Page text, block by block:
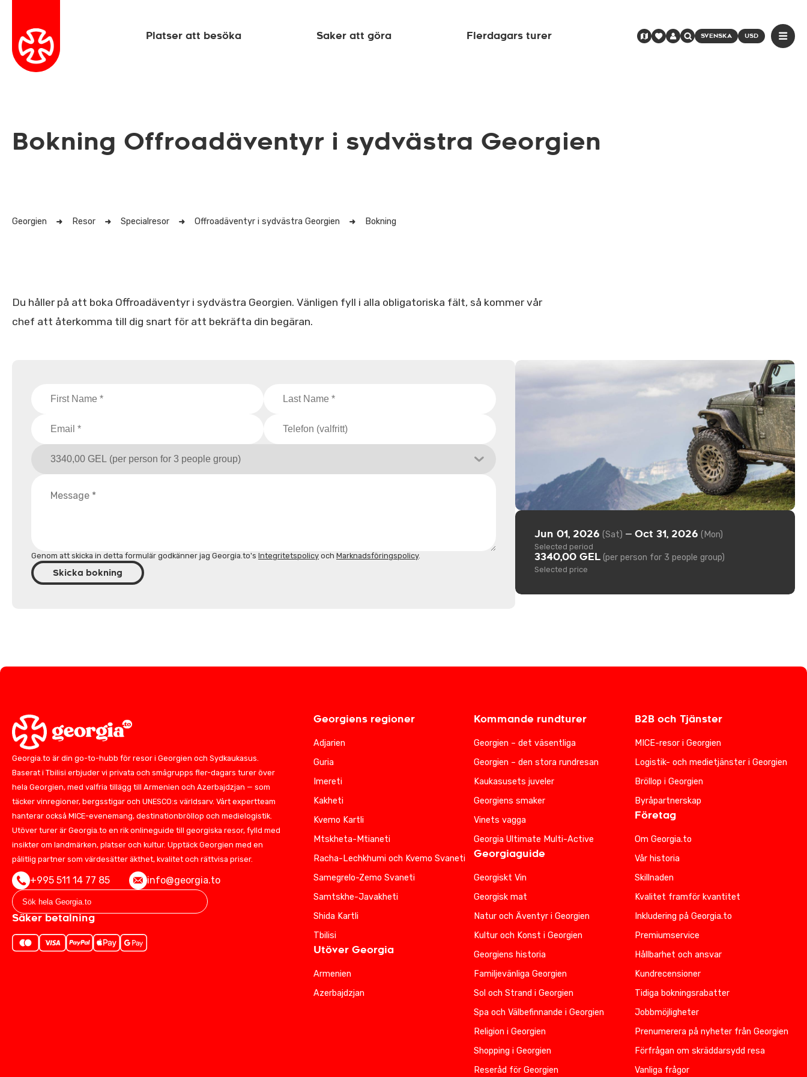
Platser att besöka Saker att göra Flerdagars turer SVENSKA USD
Bokning Offroadäventyr i sydvästra Georgien
Georgien Resor Specialresor Offroadäventyr i sydvästra Georgien Bokning
Du håller på att boka Offroadäventyr i sydvästra Georgien. Vänligen fyll i alla obligatoriska fält, så kommer vår
chef att återkomma till dig snart för att bekräfta din begäran.
Genom att skicka in detta formulär godkänner jag Georgia.to's Integritetspolicy och Marknadsföringspolicy.
Skicka bokning
Jun 01, 2026 (Sat) —Oct 31, 2026 (Mon)
Selected period
3340,00 GEL (per person for 3 people group)
Selected price
Georgia.to är din go-to-hubb för resor i Georgien och Sydkaukasus.
Baserat i Tbilisi erbjuder vi privata och smågrupps fler-dagars turer över
hela Georgien, med valfria tillägg till Armenien och Azerbajdzjan — som
täcker vinregioner, bergsstigar och UNESCO:s världsarv. Vårt expertteam
hanterar också MICE-evenemang, destinationbröllop och medielogistik.
Utöver turer är Georgia.to en rik onlineguide till georgiska resor, fylld med
insikter om landmärken, platser och kultur. Upptäck Georgien med en
pålitlig partner som värdesätter äkthet, kvalitet och rättvisa priser.
+995 511 14 77 85 info@georgia.to
Säker betalning
Georgiens regioner
Adjarien
Guria
Imereti
Kakheti
Kvemo Kartli
Mtskheta-Mtianeti
Racha-Lechkhumi och Kvemo Svaneti
Samegrelo-Zemo Svaneti
Samtskhe-Javakheti
Shida Kartli
Tbilisi
Utöver Georgia
Armenien
Azerbajdzjan
Kommande rundturer
Georgien – det väsentliga
Georgien – den stora rundresan
Kaukasusets juveler
Georgiens smaker
Vinets vagga
Georgia Ultimate Multi-Active
Georgiaguide
Georgiskt Vin
Georgisk mat
Natur och Äventyr i Georgien
Kultur och Konst i Georgien
Georgiens historia
Familjevänliga Georgien
Sol och Strand i Georgien
Spa och Välbefinnande i Georgien
Religion i Georgien
Shopping i Georgien
Reseråd för Georgien
B2B och Tjänster
MICE-resor i Georgien
Logistik- och medietjänster i Georgien
Bröllop i Georgien
Byråpartnerskap
Företag
Om Georgia.to
Vår historia
Skillnaden
Kvalitet framför kvantitet
Inkludering på Georgia.to
Premiumservice
Hållbarhet och ansvar
Kundrecensioner
Tidiga bokningsrabatter
Jobbmöjligheter
Prenumerera på nyheter från Georgien
Förfrågan om skräddarsydd resa
Vanliga frågor